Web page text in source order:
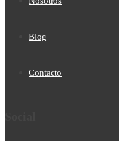
Blog
Contacto